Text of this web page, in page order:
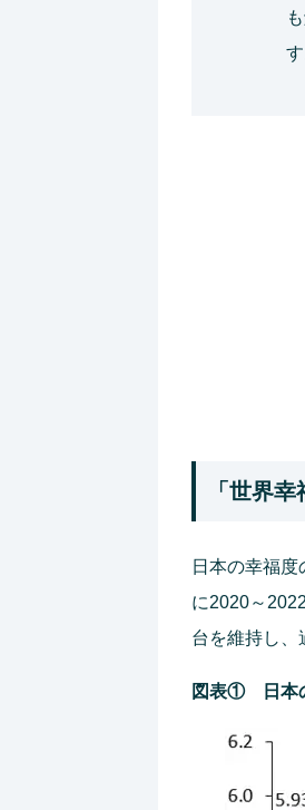
す
「世界
日本の幸福
に2020～
台を維持し、
図表① 日本